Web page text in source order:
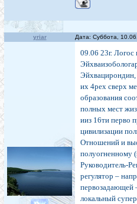
yriar Дата: Суббота,
09.06 23г.
их 4рех сверх
образования
полных мест
ииз 16ти перво
цивилизации
Отношений и
Руководитель-
регулятор –
первозадающей
локальный